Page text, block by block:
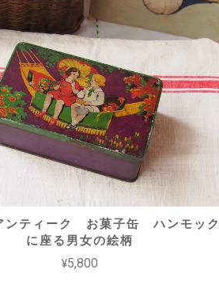
ンティーク お菓子缶 ハンモック
に座る男女の絵柄
¥5,800